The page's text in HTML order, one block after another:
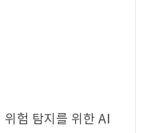
험 탐지를 위한 AI